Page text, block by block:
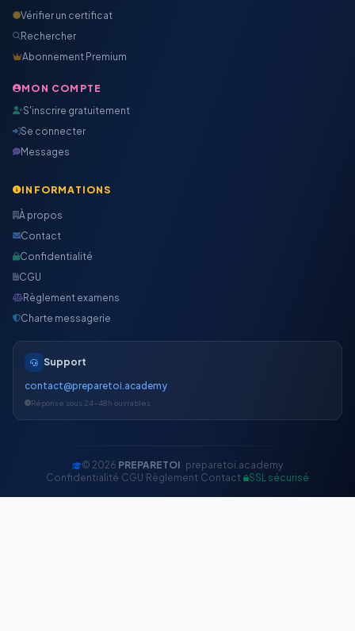
Vérifier un certificat
Rechercher
Abonnement Premium
MON COMPTE
S'inscrire gratuitement
Se connecter
Messages
INFORMATIONS
À propos
Contact
Confidentialité
CGU
Règlement examens
Charte messagerie
Support
contact@preparetoi.academy
Réponse sous 24-48h ouvrables
© 2026 PREPARETOI · preparetoi.academy
Confidentialité CGU Règlement Contact SSL sécurisé